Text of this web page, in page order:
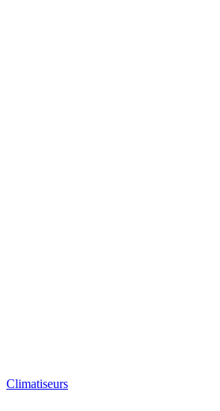
Climatiseurs